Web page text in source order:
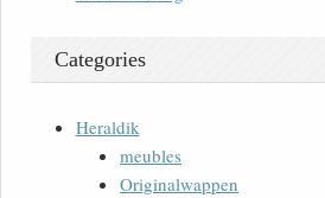
Categories
Heraldik
meubles
Originalwappen